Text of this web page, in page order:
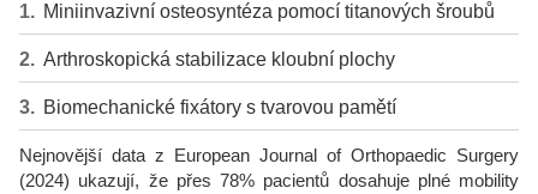
o
Miniinvazivní osteosyntéza pomocí titanových šroubů
Arthroskopická stabilizace kloubní plochy
Biomechanické fixátory s tvarovou pamětí
Nejnovější data z European Journal of Orthopaedic Surgery
(2024) ukazují, že přes 78% pacientů dosahuje plné mobility